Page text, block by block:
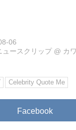
06
ュースクリップ @ カ
Celebrity Quote Me
Facebook